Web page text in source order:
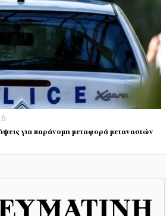
για παράνομη μεταφορά μεταναστών